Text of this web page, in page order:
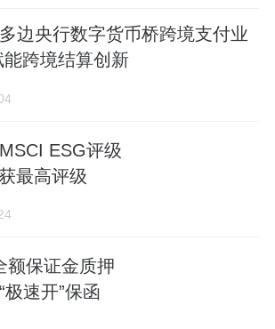
边央行数字货币桥跨境支付业
跨境结算创新
ESG评级
最高评级
额保证金质押
速开”保函